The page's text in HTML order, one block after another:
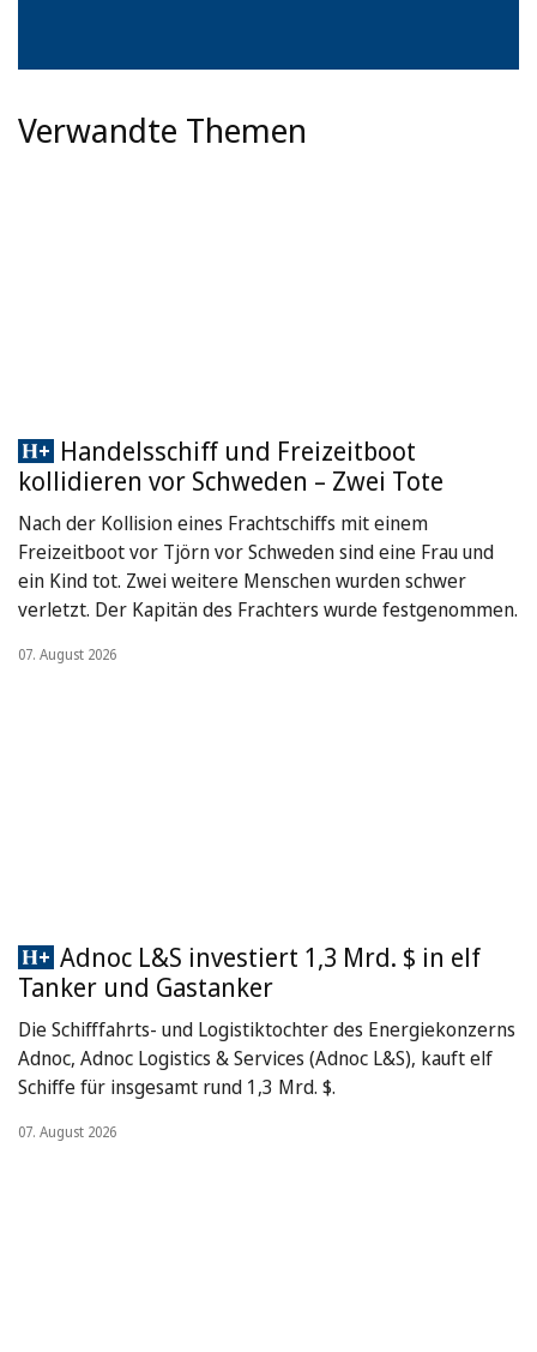
Verwandte Themen
Handelsschiff und Freizeitboot
kollidieren vor Schweden – Zwei Tote
Nach der Kollision eines Frachtschiffs mit einem
Freizeitboot vor Tjörn vor Schweden sind eine Frau und
ein Kind tot. Zwei weitere Menschen wurden schwer
verletzt. Der Kapitän des Frachters wurde festgenommen.
07. August 2026
Adnoc L&S investiert 1,3 Mrd. $ in elf
Tanker und Gastanker
Die Schifffahrts- und Logistiktochter des Energiekonzerns
Adnoc, Adnoc Logistics & Services (Adnoc L&S), kauft elf
Schiffe für insgesamt rund 1,3 Mrd. $.
07. August 2026